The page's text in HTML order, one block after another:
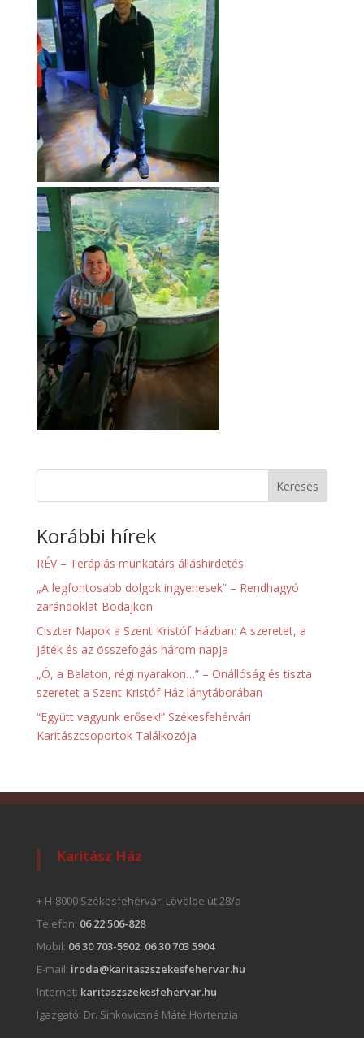
Keresés
Korábbi hírek
RÉV – Terápiás munkatárs álláshirdetés
„A legfontosabb dolgok ingyenesek” – Rendhagyó
zarándoklat Bodajkon
Ciszter Napok a Szent Kristóf Házban: A szeretet, a
játék és az összefogás három napja
„Ó, a Balaton, régi nyarakon…” – Önállóság és tiszta
szeretet a Szent Kristóf Ház lánytáborában
“Együtt vagyunk erősek!” Székesfehérvári
Karitászcsoportok Találkozója
Karitász Ház
+ H-8000 Székesfehérvár, Lövölde út 28/a
Telefon: 06 22 506-828
Mobil: 06 30 703-5902, 06 30 703 5904
E-mail: iroda@karitaszszekesfehervar.hu
Internet: karitaszszekesfehervar.hu
Igazgató: Dr. Sinkovicsné Máté Hortenzia